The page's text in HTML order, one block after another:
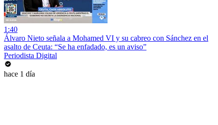
1:40
Álvaro Nieto señala a Mohamed VI y su cabreo con Sánchez en el
asalto de Ceuta: “Se ha enfadado, es un aviso”
Periodista Digital
hace 1 día